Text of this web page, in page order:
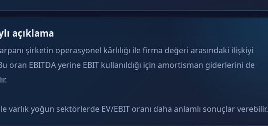
açıklama
şirketin operasyonel kârlılığı ile firma değeri arasındaki ilişkiyi
oran EBITDA yerine EBIT kullanıldığı için amortisman giderlerini de
varlık yoğun sektörlerde EV/EBIT oranı daha anlamlı sonuçlar verebilir.